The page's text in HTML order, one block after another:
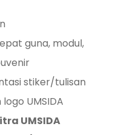
guna, modul,
stiker/tulisan
UMSIDA
UMSIDA